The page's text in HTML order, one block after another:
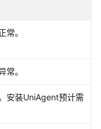
常。
常。
安装UniAgent预计需